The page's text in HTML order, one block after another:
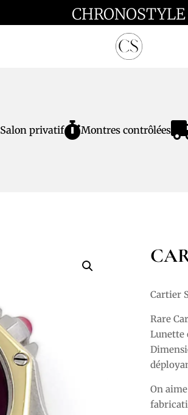
CHRONOSTYLE
Salon privatifMontres contrôlées
Cartier
Rare
Lunette
On